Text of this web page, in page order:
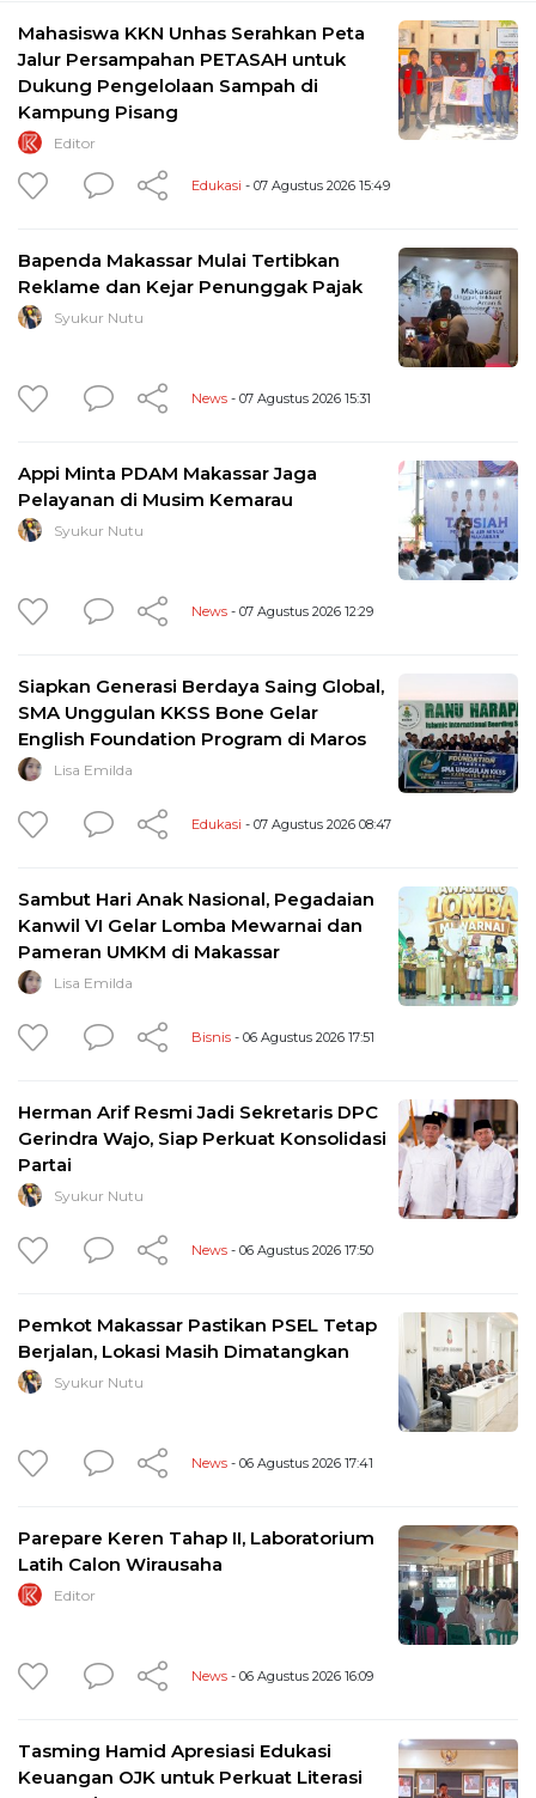
Mahasiswa KKN Unhas Serahkan Peta
Jalur Persampahan PETASAH untuk
Dukung Pengelolaan Sampah di
Kampung Pisang
Editor
Edukasi - 07 Agustus 2026 15:49
Bapenda Makassar Mulai Tertibkan
Reklame dan Kejar Penunggak Pajak
Syukur Nutu
News - 07 Agustus 2026 15:31
Appi Minta PDAM Makassar Jaga
Pelayanan di Musim Kemarau
Syukur Nutu
News - 07 Agustus 2026 12:29
Siapkan Generasi Berdaya Saing Global,
SMA Unggulan KKSS Bone Gelar
English Foundation Program di Maros
Lisa Emilda
Edukasi - 07 Agustus 2026 08:47
Sambut Hari Anak Nasional, Pegadaian
Kanwil VI Gelar Lomba Mewarnai dan
Pameran UMKM di Makassar
Lisa Emilda
Bisnis - 06 Agustus 2026 17:51
Herman Arif Resmi Jadi Sekretaris DPC
Gerindra Wajo, Siap Perkuat Konsolidasi
Partai
Syukur Nutu
News - 06 Agustus 2026 17:50
Pemkot Makassar Pastikan PSEL Tetap
Berjalan, Lokasi Masih Dimatangkan
Syukur Nutu
News - 06 Agustus 2026 17:41
Parepare Keren Tahap II, Laboratorium
Latih Calon Wirausaha
Editor
News - 06 Agustus 2026 16:09
Tasming Hamid Apresiasi Edukasi
Keuangan OJK untuk Perkuat Literasi